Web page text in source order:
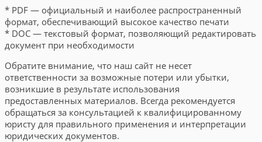
* PDF — официальный и наиболее распространенный
формат, обеспечивающий высокое качество печати
* DOC — текстовый формат, позволяющий редактировать
документ при необходимости
Обратите внимание, что наш сайт не несет
ответственности за возможные потери или убытки,
возникшие в результате использования
предоставленных материалов. Всегда рекомендуется
обращаться за консультацией к квалифицированному
юристу для правильного применения и интерпретации
юридических документов.